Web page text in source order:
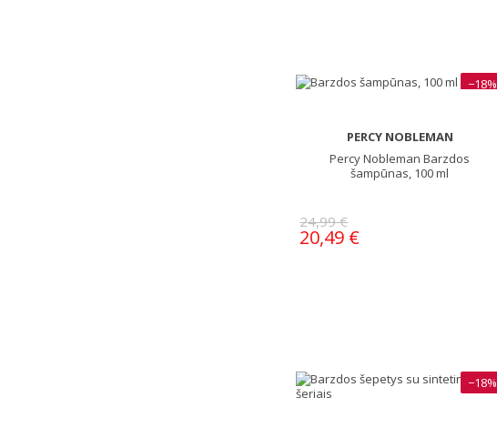
−18%
PERCY NOBLEMAN
Percy Nobleman Barzdos
šampūnas, 100 ml
24,99 €
20,49 €
−18%